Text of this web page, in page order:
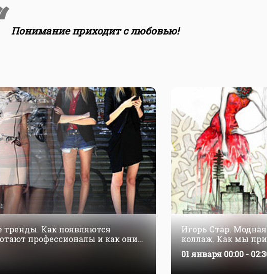
Понимание приходит с любовью!
тренды. Как появляются
профессионалы и как они
Игорь Стар.
коллаж. Как мы
01 января 00:00 -